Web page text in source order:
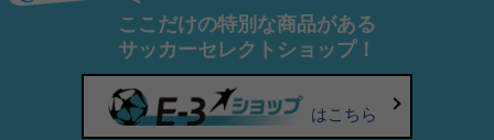
ここだけの特別な商品がある
サッカーセレクトショップ！
はこちら